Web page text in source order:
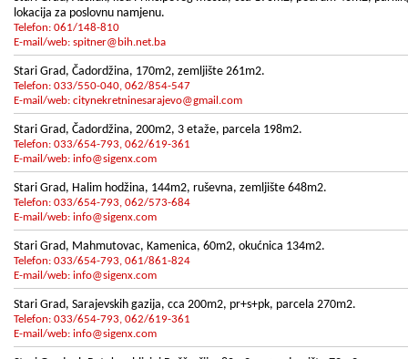
lokacija za poslovnu namjenu.
Telefon: 061/148-810
E-mail/web: spitner@bih.net.ba
Stari Grad, Čadordžina, 170m2, zemljište 261m2.
Telefon: 033/550-040, 062/854-547
E-mail/web: citynekretninesarajevo@gmail.com
Stari Grad, Čadordžina, 200m2, 3 etaže, parcela 198m2.
Telefon: 033/654-793, 062/619-361
E-mail/web: info@sigenx.com
Stari Grad, Halim hodžina, 144m2, ruševna, zemljište 648m2.
Telefon: 033/654-793, 062/573-684
E-mail/web: info@sigenx.com
Stari Grad, Mahmutovac, Kamenica, 60m2, okućnica 134m2.
Telefon: 033/654-793, 061/861-824
E-mail/web: info@sigenx.com
Stari Grad, Sarajevskih gazija, cca 200m2, pr+s+pk, parcela 270m2.
Telefon: 033/654-793, 062/619-361
E-mail/web: info@sigenx.com